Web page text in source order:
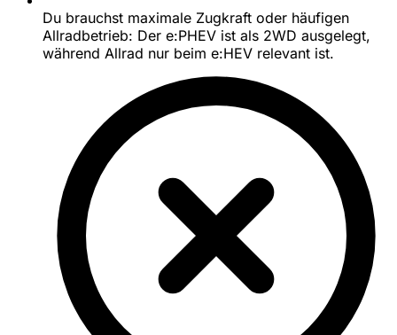
Du brauchst maximale Zugkraft oder häufigen
Allradbetrieb: Der e:PHEV ist als 2WD ausgelegt,
während Allrad nur beim e:HEV relevant ist.